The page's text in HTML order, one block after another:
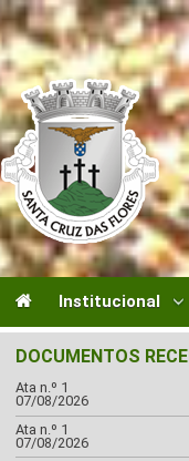
Institucional
DOCUMENTOS
Ata n.º 1
07/08/2026
Ata n.º 1
07/08/2026